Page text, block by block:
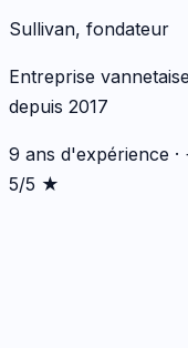
Sullivan, fondateur
Entreprise vannetaise
depuis 2017
9 ans d'expérience
5/5 ★